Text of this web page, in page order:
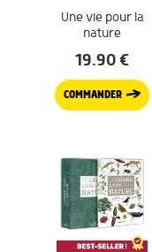
Une vie pour la
nature
19.90€
COMMANDER